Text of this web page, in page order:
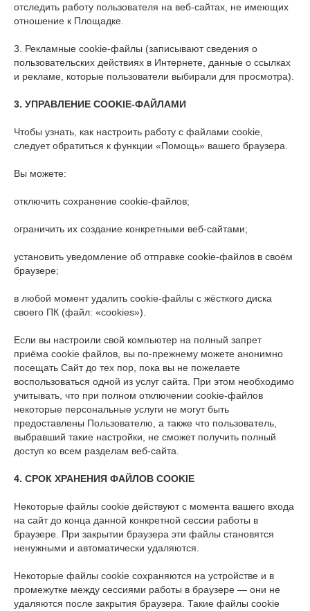
отследить работу пользователя на веб-сайтах, не имеющих
отношение к Площадке.
3. Рекламные cookie-файлы (записывают сведения о
пользовательских действиях в Интернете, данные о ссылках
и рекламе, которые пользователи выбирали для просмотра).
3. УПРАВЛЕНИЕ COOKIE-ФАЙЛАМИ
Чтобы узнать, как настроить работу с файлами cookie,
следует обратиться к функции «Помощь» вашего браузера.
Вы можете:
отключить сохранение cookie-файлов;
ограничить их создание конкретными веб-сайтами;
установить уведомление об отправке cookie-файлов в своём
браузере;
в любой момент удалить cookie-файлы с жёсткого диска
своего ПК (файл: «cookies»).
Если вы настроили свой компьютер на полный запрет
приёма cookie файлов, вы по-прежнему можете анонимно
посещать Сайт до тех пор, пока вы не пожелаете
воспользоваться одной из услуг сайта. При этом необходимо
учитывать, что при полном отключении cookie-файлов
некоторые персональные услуги не могут быть
предоставлены Пользователю, а также что пользователь,
выбравший такие настройки, не сможет получить полный
доступ ко всем разделам веб-сайта.
4. СРОК ХРАНЕНИЯ ФАЙЛОВ COOKIE
Некоторые файлы cookie действуют с момента вашего входа
на сайт до конца данной конкретной сессии работы в
браузере. При закрытии браузера эти файлы становятся
ненужными и автоматически удаляются.
Некоторые файлы cookie сохраняются на устройстве и в
промежутке между сессиями работы в браузере — они не
удаляются после закрытия браузера. Такие файлы cookie